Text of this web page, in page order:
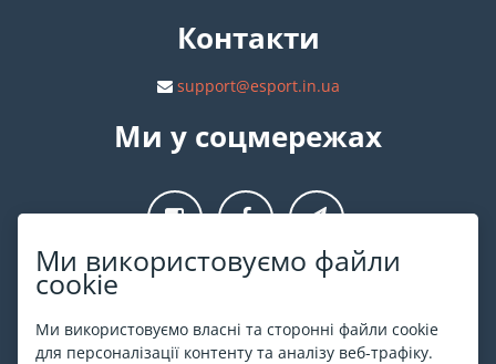
Ми використовуємо файли
cookie
Ми використовуємо власні та сторонні файли cookie
для персоналізації контенту та аналізу веб-трафіку.
Контакти
support@esport.in.ua
Ми у соцмережах
Про ESPORT.in.ua
На ESPORT.in.ua представлена афіша Києва та інших міст
України. Всі квитки продаються офіційно. Ми працюємо